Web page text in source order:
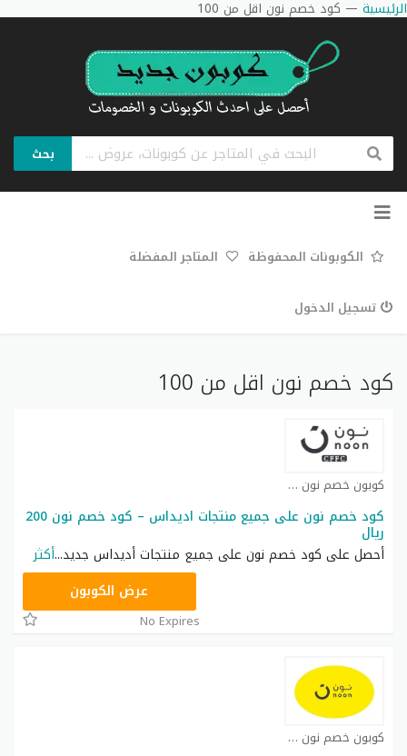
الرئيسية — كود خصم نون اقل من 100
بحث
تخطي
الكوبونات المحفوظة المتاجر المفضلة
تسجيل الدخول
كود خصم نون اقل من 100
كوبون خصم نون كوبون
كود خصم نون على جميع منتجات اديداس – كود خصم نون 200
ريال
أحصل على كود خصم نون على جميع منتجات أديداس جديد...أكثر
عرض الكوبون
No Expires
كوبون خصم نون كوبون